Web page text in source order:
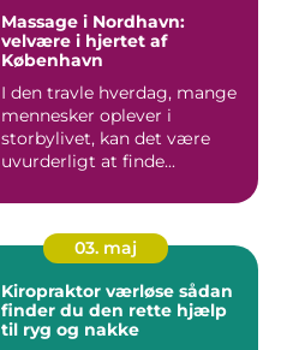
Massage i Nordhavn:
velvære i hjertet af
København
I den travle hverdag, mange
mennesker oplever i
storbylivet, kan det være
uvurderligt at finde...
03. maj
Kiropraktor værløse sådan
finder du den rette hjælp
til ryg og nakke